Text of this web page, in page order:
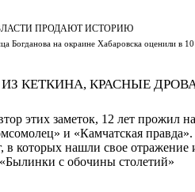
ПРОДАЮТ ИСТОРИЮ
Богданова на окраине Хабаровска оценили в
ИЗ КЕТКИНА, КРАСНЫЕ
этих заметок, 12 лет прожил
и «Камчатская
в которых нашли свое
с обочины столетий»